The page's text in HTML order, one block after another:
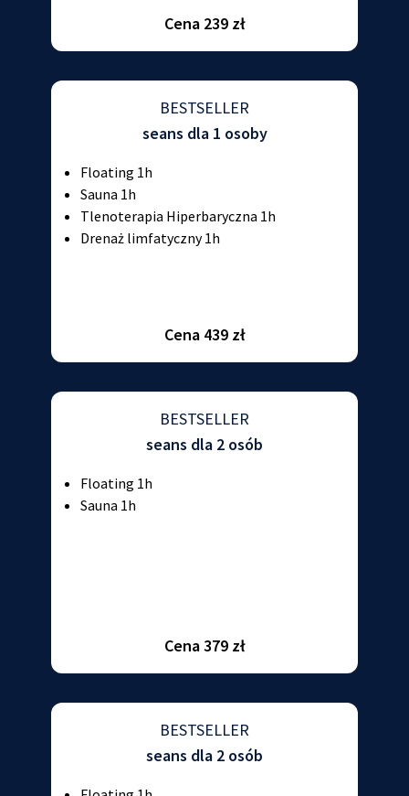
Cena 239 zł
BESTSELLER
seans dla 1 osoby
Floating 1h
Sauna 1h
Tlenoterapia Hiperbaryczna 1h
Drenaż limfatyczny 1h
Cena 439 zł
BESTSELLER
seans dla 2 osób
Floating 1h
Sauna 1h
Cena 379 zł
BESTSELLER
seans dla 2 osób